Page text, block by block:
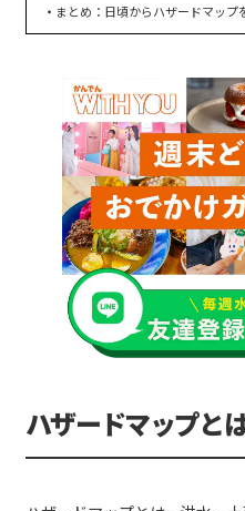
まとめ：日頃からハザードマップ
ハザードマップと